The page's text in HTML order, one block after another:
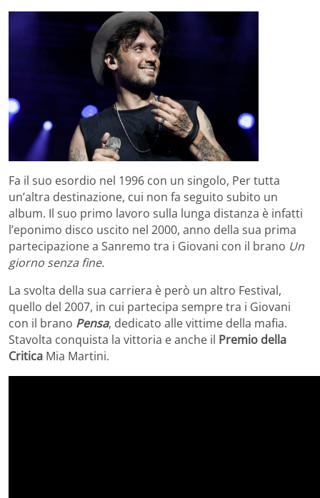
Fa il suo esordio nel 1996 con un singolo, Per tutta
un’altra destinazione, cui non fa seguito subito un
album. Il suo primo lavoro sulla lunga distanza è infatti
l’eponimo disco uscito nel 2000, anno della sua prima
partecipazione a Sanremo tra i Giovani con il brano Un
giorno senza fine.
La svolta della sua carriera è però un altro Festival,
quello del 2007, in cui partecipa sempre tra i Giovani
con il brano Pensa, dedicato alle vittime della mafia.
Stavolta conquista la vittoria e anche il Premio della
Critica Mia Martini.